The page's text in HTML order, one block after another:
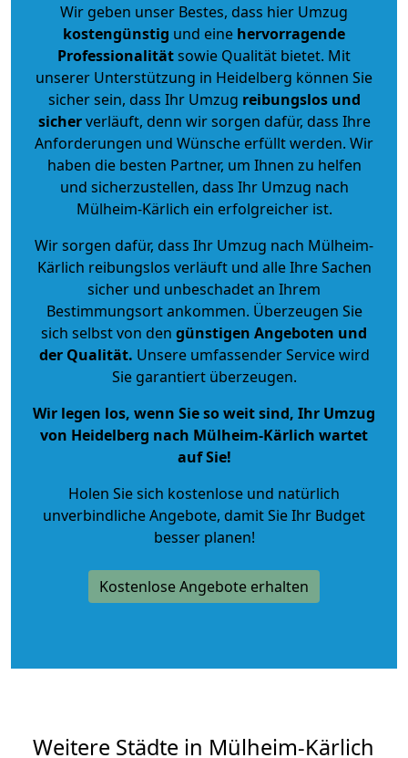
Wir geben unser Bestes, dass hier Umzug
kostengünstig und eine hervorragende
Professionalitätsowie Qualität bietet. Mit
unserer Unterstützung in Heidelberg können Sie
sicher sein, dass Ihr Umzug reibungslos und
sicherverläuft, denn wir sorgen dafür, dass Ihre
Anforderungen und Wünsche erfüllt werden. Wir
haben die besten Partner, um Ihnen zu helfen
und sicherzustellen, dass Ihr Umzug nach
Mülheim-Kärlich ein erfolgreicher ist.
Wir sorgen dafür, dass Ihr Umzug nach Mülheim-
Kärlich reibungslos verläuft und alle Ihre Sachen
sicher und unbeschadet an Ihrem
Bestimmungsort ankommen. Überzeugen Sie
sich selbst von den günstigen Angeboten und
der Qualität. Unsere umfassender Service wird
Sie garantiert überzeugen.
Wir legen los, wenn Sie so weit sind, Ihr Umzug
von Heidelberg nach Mülheim-Kärlich wartet
auf Sie!
Holen Sie sich kostenlose und natürlich
unverbindliche Angebote, damit Sie Ihr Budget
besser planen!
Kostenlose Angebote erhalten
Weitere Städte in Mülheim-Kärlich